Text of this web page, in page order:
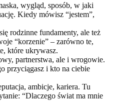
wygląd, sposób, w jaki
Kiedy mówisz “jestem”,
rodzinne fundamenty, ale też
“korzenie” – zarówno te,
które ukrywasz.
partnerstwa, ale i wrogowie.
przyciągasz i kto na ciebie
ambicje, kariera. Tu
“Dlaczego świat ma mnie